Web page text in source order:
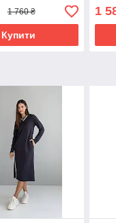
1 760 ₴
Купити
1